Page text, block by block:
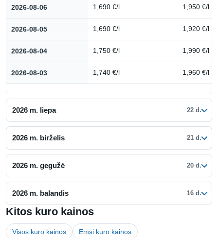
2026-08-06 1,690 €/l 1,950 €/l
2026-08-05 1,690 €/l 1,920 €/l
2026-08-04 1,750 €/l 1,990 €/l
2026-08-03 1,740 €/l 1,960 €/l
2026 m. liepa 22 d.
2026 m. birželis 21 d.
2026 m. gegužė 20 d.
2026 m. balandis 16 d.
Kitos kuro kainos
Visos kuro kainos Emsi kuro kainos